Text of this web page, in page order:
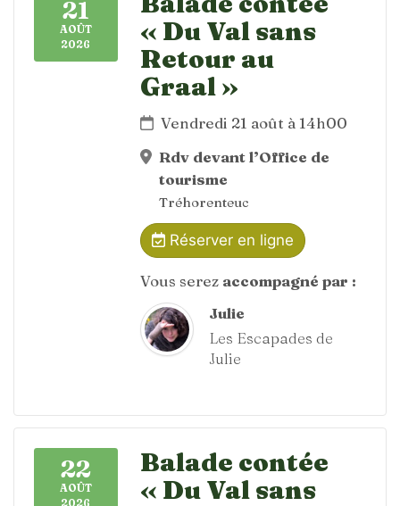
21
AOÛT
2026
« Du Val sans
Retour au
Graal »
Vendredi 21 août à 14h00
Rdv devant l’Office de
tourisme
Tréhorenteuc
Réserver en ligne
Vous serez accompagné par :
Julie
Les Escapades de
Julie
22
AOÛT
2026
Balade contée
« Du Val sans